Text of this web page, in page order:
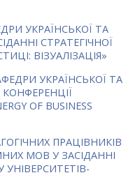
УКРАЇНСЬКОЇ ТА
СТРАТЕГІЧНОЇ
ВІЗУАЛІЗАЦІЯ»
УКРАЇНСЬКОЇ ТА
OF BUSINESS
ПРАЦІВНИКІВ
МОВ У ЗАСІДАННІ